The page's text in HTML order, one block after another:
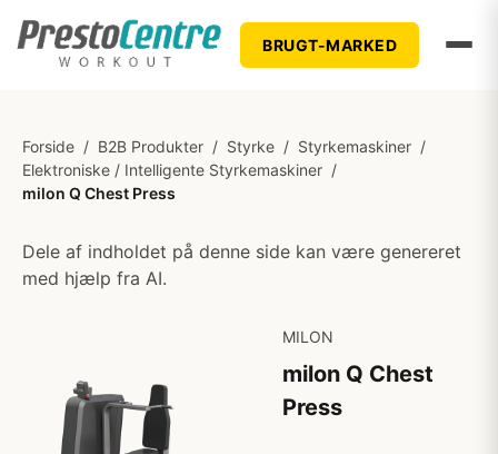
BRUGT-MARKED
Forside / B2B Produkter / Styrke / Styrkemaskiner /
Elektroniske / Intelligente Styrkemaskiner /
milon Q Chest Press
Dele af indholdet på denne side kan være genereret
med hjælp fra AI.
MILON
milon Q Chest
Press